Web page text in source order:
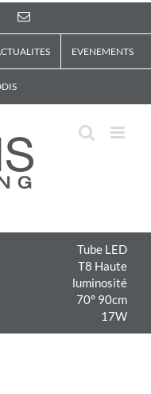
FacebookEmail
EVENEMENTS
Tube LED
T8 Haute
luminosité
70° 90cm
17W